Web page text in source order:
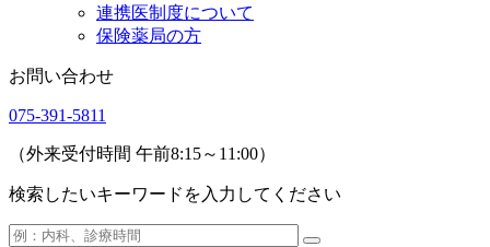
連携医制度について
保険薬局の方
お問い合わせ
075-391-5811
（外来受付時間 午前8:15～11:00）
検索したいキーワードを入力してください